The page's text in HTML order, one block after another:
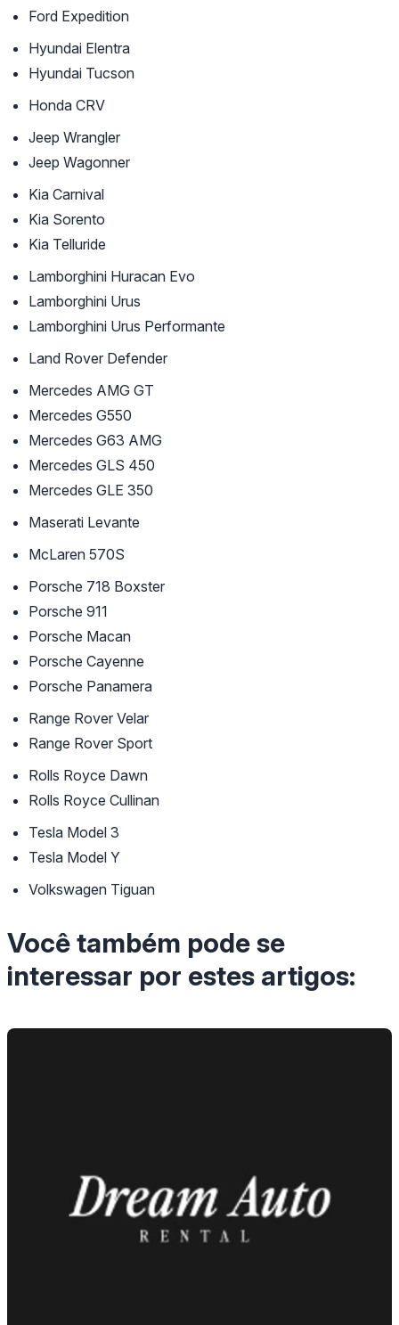
Ford Expedition
Hyundai Elentra
Hyundai Tucson
Honda CRV
Jeep Wrangler
Jeep Wagonner
Kia Carnival
Kia Sorento
Kia Telluride
Lamborghini Huracan Evo
Lamborghini Urus
Lamborghini Urus Performante
Land Rover Defender
Mercedes AMG GT
Mercedes G550
Mercedes G63 AMG
Mercedes GLS 450
Mercedes GLE 350
Maserati Levante
McLaren 570S
Porsche 718 Boxster
Porsche 911
Porsche Macan
Porsche Cayenne
Porsche Panamera
Range Rover Velar
Range Rover Sport
Rolls Royce Dawn
Rolls Royce Cullinan
Tesla Model 3
Tesla Model Y
Volkswagen Tiguan
Você também pode se
interessar por estes artigos: